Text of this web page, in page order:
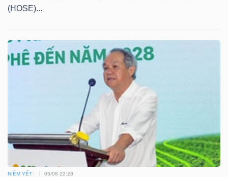
(HOSE)...
NIÊM YẾT 05/08 22:28
PHIẾU